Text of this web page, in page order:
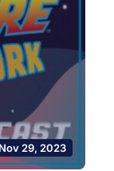
Nov 29, 2023